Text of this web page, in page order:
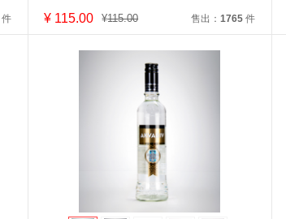
件 ¥ 115.00 ¥115.00 售出：1765 件